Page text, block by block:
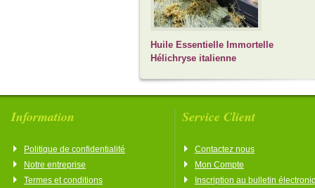
Huile Essentielle Immortelle
Hélichryse italienne
Information
Politique de confidentialité
Notre entreprise
Termes et conditions
Service Client
Contactez nous
Mon Compte
Inscription au bulletin